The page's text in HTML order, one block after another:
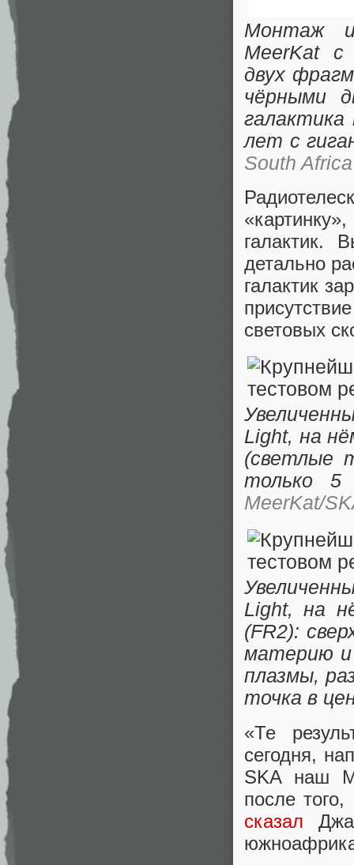
Монтаж
MeerKat
двух
чёрными
лет с
South Africa
галактик.
детально
галактик
световых
Light, на
(светлые
только 5
MeerKat/
Light, на
(FR2):
материю и
плазмы,
точка в
«Те
сегодня,
SKA наш
после
сказал